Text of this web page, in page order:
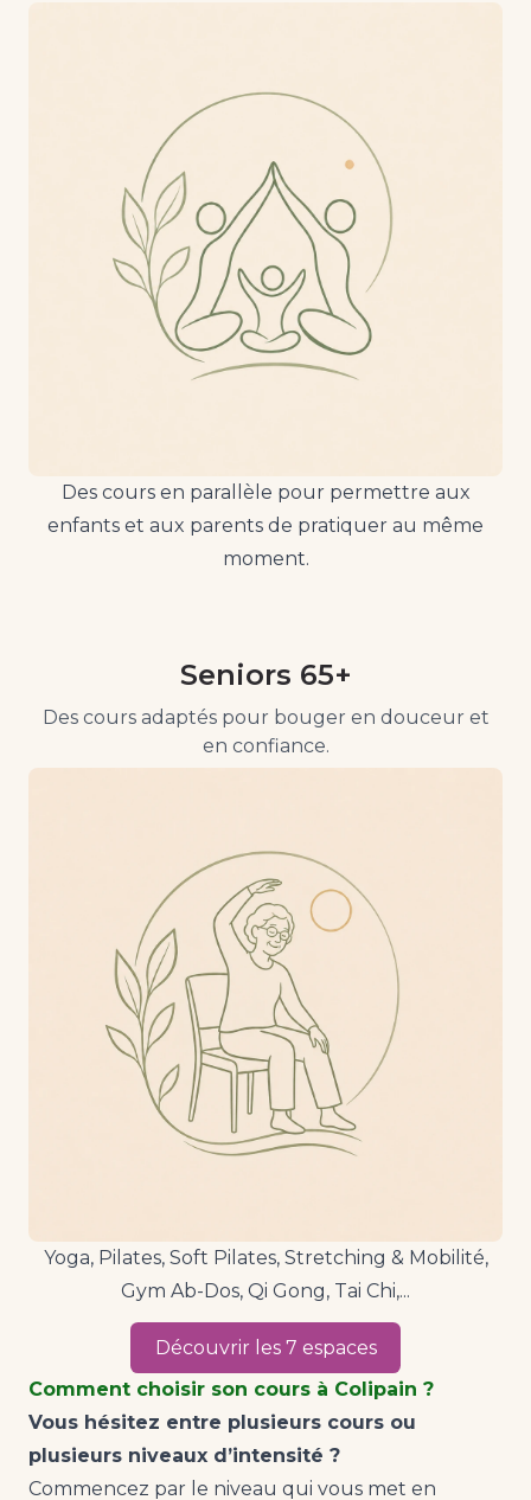
Des cours en parallèle pour permettre aux
enfants et aux parents de pratiquer au même
moment.
Seniors 65+
Des cours adaptés pour bouger en douceur et
en confiance.
Yoga, Pilates, Soft Pilates, Stretching & Mobilité,
Gym Ab-Dos, Qi Gong, Tai Chi,...
Découvrir les 7 espaces
Comment choisir son cours à Colipain ?
Vous hésitez entre plusieurs cours ou
plusieurs niveaux d’intensité ?
Commencez par le niveau qui vous met en